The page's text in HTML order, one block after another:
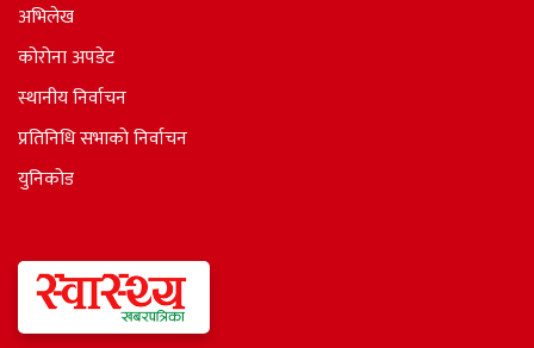
अभिलेख
कोरोना अपडेट
स्थानीय निर्वाचन
प्रतिनिधि सभाकाे निर्वाचन
युनिकोड